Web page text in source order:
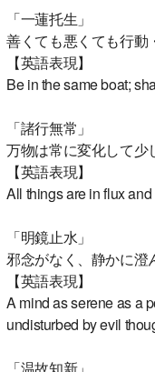
「一蓮托生」
善くても悪くても行動
【英語表現】
Be in the same boat;
「諸行無常」
万物は常に変化して少
【英語表現】
All things are in flux
「明鏡止水」
邪念がなく、静かに澄
【英語表現】
A mind as serene as a
undisturbed by evil
「温故知新」